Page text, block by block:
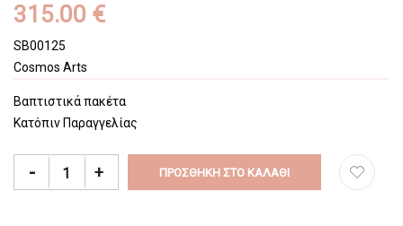
315.00 €
SB00125
Cosmos Arts
Βαπτιστικά πακέτα
Κατόπιν Παραγγελίας
- + ΠΡΟΣΘΉΚΗ ΣΤΟ ΚΑΛΆΘΙ